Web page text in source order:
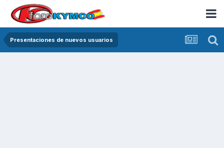
Presentaciones de nuevos usuarios